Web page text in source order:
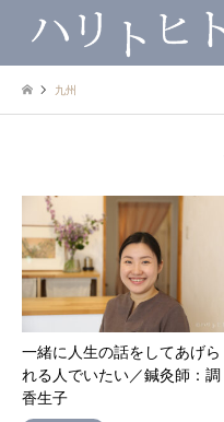
九州
一緒に人生の話をしてあげら
れる人でいたい／鍼灸師：調
香生子